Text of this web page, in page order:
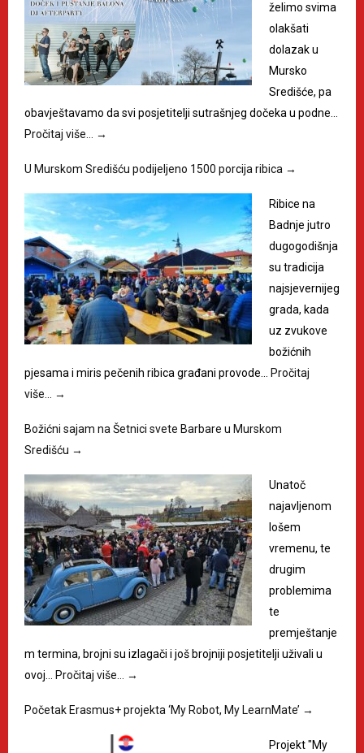
želimo svima
olakšati
dolazak u
Mursko
Središće, pa
obavještavamo da svi posjetitelji sutrašnjeg dočeka u podne…
Pročitaj više… →
U Murskom Središću podijeljeno 1500 porcija ribica →
Ribice na
Badnje jutro
dugogodišnja
su tradicija
najsjevernijeg
grada, kada
uz zvukove
božićnih
pjesama i miris pečenih ribica građani provode… Pročitaj
više… →
Božićni sajam na Šetnici svete Barbare u Murskom
Središću →
Unatoč
najavljenom
lošem
vremenu, te
drugim
problemima
te
premještanje
m termina, brojni su izlagači i još brojniji posjetitelji uživali u
ovoj… Pročitaj više… →
Početak Erasmus+ projekta ‘My Robot, My LearnMate’ →
Projekt "My